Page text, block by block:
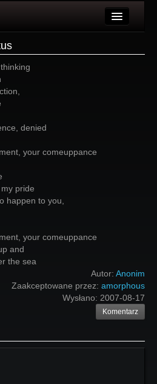
denied
your comeuppance
pride
happen to you,
your comeuppance
and
the sea
Autor: Anonim
Zaakceptowane przez: amorphous
Wysłano: 2007-08-17
Komentarz